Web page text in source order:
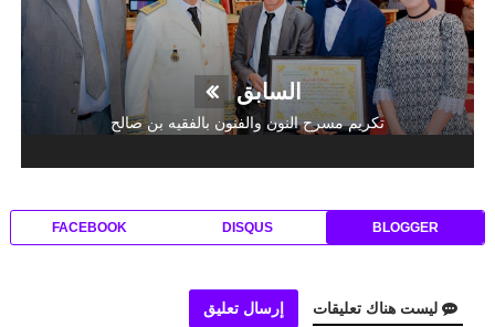
السابق
تكريم مسرح النون والفنون بالفقيه بن صالح
BLOGGER
DISQUS
FACEBOOK
ليست هناك تعليقات إرسال تعليق